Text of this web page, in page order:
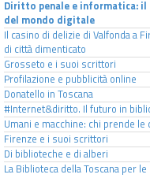
Diritto penale e informatica:
del mondo digitale
Il casino di delizie di Valfonda a
di città dimenticato
Grosseto e i suoi scrittori
Profilazione e pubblicità online
Donatello in Toscana
#Internet&diritto. Il futuro in
Umani e macchine: chi prende le
Firenze e i suoi scrittori
Di biblioteche e di alberi
La Biblioteca della Toscana per